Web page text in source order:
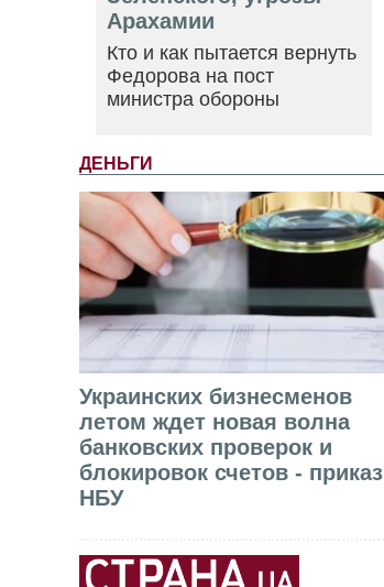
Арахамии
Кто и как пытается вернуть
Федорова на пост
министра обороны
ДЕНЬГИ
Украинских бизнесменов
летом ждет новая волна
банковских проверок и
блокировок счетов - приказ
НБУ